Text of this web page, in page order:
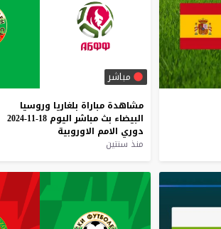
مباشر
مشاهدة مباراة بلغاريا وروسيا
البيضاء بث مباشر اليوم 18-11-2024
دوري الامم الاوروبية
منذ سنتين